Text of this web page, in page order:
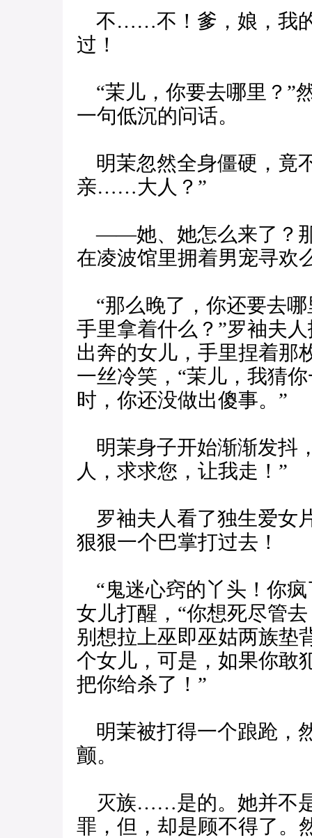
不……不！爹，娘，我
过！
“茉儿，你要去哪里？”
一句低沉的问话。
明茉忽然全身僵硬，竟
亲……大人？”
——她、她怎么来了？
在凌波馆里拥着男宠寻欢
“那么晚了，你还要去
手里拿着什么？”罗袖夫
出奔的女儿，手里捏着那
一丝冷笑，“茉儿，我猜
时，你还没做出傻事。”
明茉身子开始渐渐发抖
人，求求您，让我走！”
罗袖夫人看了独生爱女
狠狠一个巴掌打过去！
“鬼迷心窍的丫头！你疯
女儿打醒，“你想死尽管
别想拉上巫即巫姑两族垫
个女儿，可是，如果你敢
把你给杀了！”
明茉被打得一个踉跄，
颤。
灭族……是的。她并不
罪，但，却是顾不得了。